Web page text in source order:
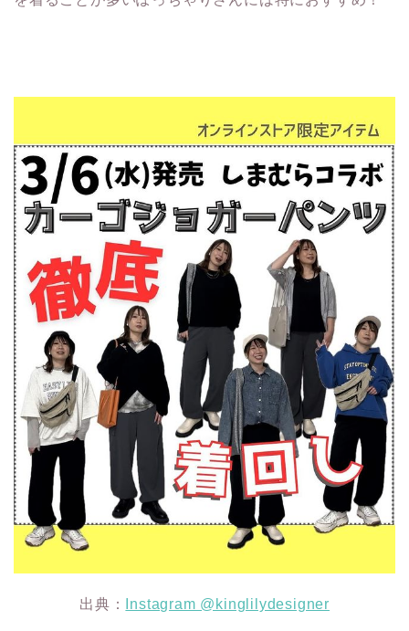
出典： Instagram @kinglilydesigner